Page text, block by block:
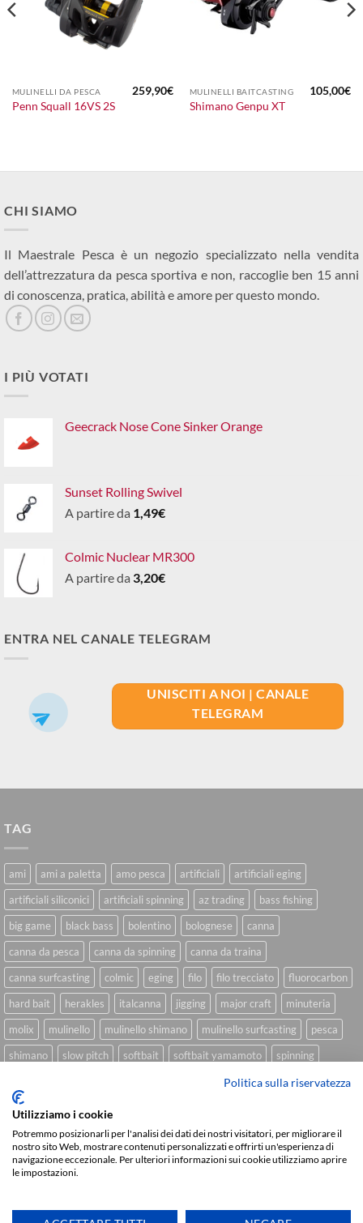
MULINELLI DA PESCA
Penn Squall 16VS 2S
259,90€ MULINELLI BAITCASTING
Shimano Genpu XT
105,00€
CHI SIAMO
Il Maestrale Pesca è un negozio specializzato nella vendita
dell’attrezzatura da pesca sportiva e non, raccoglie ben 15 anni
di conoscenza, pratica, abilità e amore per questo mondo.
I PIÙ VOTATI
Geecrack Nose Cone Sinker Orange
Sunset Rolling Swivel
A partire da 1,49€
Colmic Nuclear MR300
A partire da 3,20€
ENTRA NEL CANALE TELEGRAM
UNISCITI A NOI | CANALE
TELEGRAM
TAG
ami ami a paletta amo pesca artificiali
artificiali eging
artificiali siliconici
artificiali spinning az trading
bass fishing
big game
black bass bolentino bolognese
canna
canna da pesca
canna da spinning
canna da traina
canna surfcasting
colmic eging filo filo trecciato
fluorocarbon
hard bait
herakles italcanna jigging major craft
minuteria
molix
mulinello mulinello shimano mulinello surfcasting
pesca
shimano
slow pitch softbait softbait yamamoto
spinning
trecciato trolling tubertini
Sviluppato daWe Blink Design
Delivery
Politica sulla riservatezza
Utilizziamo i cookie
Potremmo posizionarli per l'analisi dei dati dei nostri visitatori, per migliorare il
nostro sito Web, mostrare contenuti personalizzati e offrirti un'esperienza di
navigazione eccezionale. Per ulteriori informazioni sui cookie utilizziamo aprire
le impostazioni.